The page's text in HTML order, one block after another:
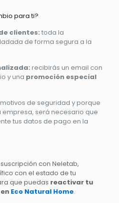
para ti?
clientes: toda la
de forma segura a la
recibirás un email con
y una promoción especial
de seguridad y porque
empresa, será necesario que
tus datos de pago en la
con Neletab,
con el estado de tu
que puedas reactivar tu
Eco Natural Home.